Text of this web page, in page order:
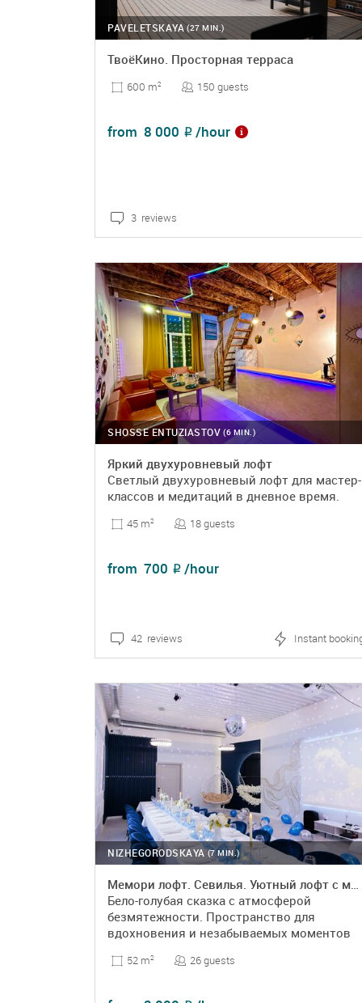
Wine tasting
Workshop
(27 MIN.)
PAVELETSKAYA
ТвоёКино. Просторная терраса
600 m2 150 guests
from 8 000 ₽ /hour
3 reviews
(6 MIN.)
SHOSSE ENTUZIASTOV
Яркий двухуровневый лофт
Светлый двухуровневый лофт для мастер-
классов и медитаций в дневное время.
45 m2 18 guests
from 700 ₽ /hour
42 reviews Instant
(7 MIN.)
NIZHEGORODSKAYA
Мемори лофт. Севилья. Уютный лофт с мебелью и светомузыкой
Бело-голубая сказка с атмосферой
безмятежности. Пространство для
вдохновения и незабываемых моментов
52 m2 26 guests